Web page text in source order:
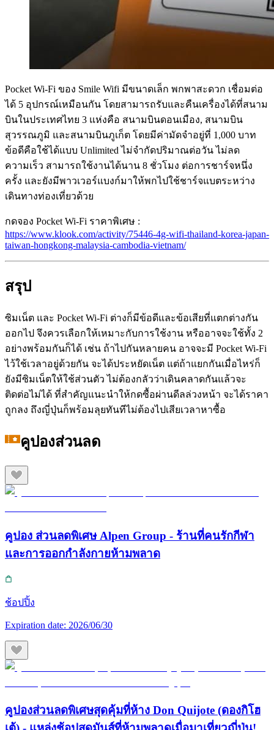
Pocket Wi-Fi ของ Smile Wifi มีขนาดเล็ก พกพาสะดวก เชื่อมต่อ
ได้ 5 อุปกรณ์เหมือนกัน โดยสามารถรับและคืนเครื่องได้ที่สนาม
บินในประเทศไทย 3 แห่งคือ สนามบินดอนเมือง, สนามบิน
สุวรรณภูมิ และสนามบินภูเก็ต โดยมีค่ามัดจำอยู่ที่ 1,000 บาท
ข้อดีคือใช้ได้แบบ Unlimited ไม่จำกัดปริมาณต่อวัน ไม่ลด
ความเร็ว สามารถใช้งานได้นาน 8 ชั่วโมง ต่อการชาร์จหนึ่ง
ครั้ง และยังมีพาวเวอร์แบงก์มาให้พกไปใช้ชาร์จแบตระหว่าง
เดินทางท่องเที่ยวด้วย
กดจอง Pocket Wi-Fi ราคาพิเศษ :
https://www.klook.com/activity/75446-4g-wifi-thailand-korea-japan-
taiwan-hongkong-malaysia-cambodia-vietnam/
สรุป
ซิมเน็ต และ Pocket Wi-Fi ต่างก็มีข้อดีและข้อเสียที่แตกต่างกัน
ออกไป จึงควรเลือกให้เหมาะกับการใช้งาน หรืออาจจะใช้ทั้ง 2
อย่างพร้อมกันก็ได้ เช่น ถ้าไปกันหลายคน อาจจะมี Pocket Wi-Fi
ไว้ใช้เวลาอยู่ด้วยกัน จะได้ประหยัดเน็ต แต่ถ้าแยกกันเมื่อไหร่ก็
ยังมีซิมเน็ตให้ใช้ส่วนตัว ไม่ต้องกลัวว่าเดินคลาดกันแล้วจะ
ติดต่อไม่ได้ ที่สำคัญแนะนำให้กดซื้อผ่านดีลล่วงหน้า จะได้ราคา
ถูกลง ถึงญี่ปุ่นก็พร้อมลุยทันทีไม่ต้องไปเสียเวลาหาซื้อ
คูปองส่วนลด
คูปอง ส่วนลดพิเศษ Alpen Group - ร้านที่คนรักกีฬา
และการออกกำลังกายห้ามพลาด
ช้อปปิ้ง
Expiration date: 2026/06/30
คูปองส่วนลดพิเศษสุดคุ้มที่ห้าง Don Quijote (ดองกิโฮ